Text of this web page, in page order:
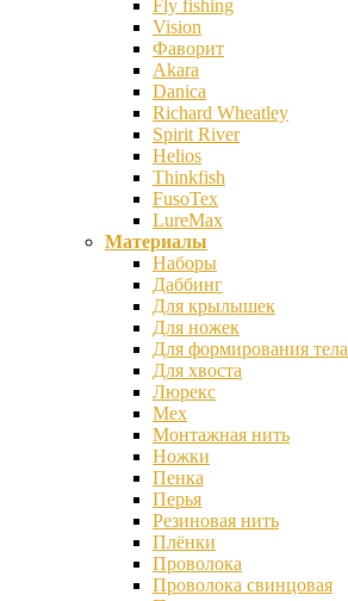
Fly fishing
Vision
Фаворит
Akara
Danica
Richard Wheatley
Spirit River
Helios
Thinkfish
FusoTex
LureMax
Материалы
Наборы
Даббинг
Для крылышек
Для ножек
Для формирования тела
Для хвоста
Люрекс
Мех
Монтажная нить
Ножки
Пенка
Перья
Резиновая нить
Плёнки
Проволока
Проволока свинцовая